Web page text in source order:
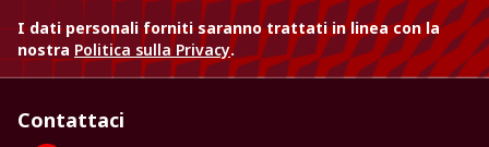
I dati personali forniti saranno trattati in linea con la
nostra Politica sulla Privacy.
Contattaci